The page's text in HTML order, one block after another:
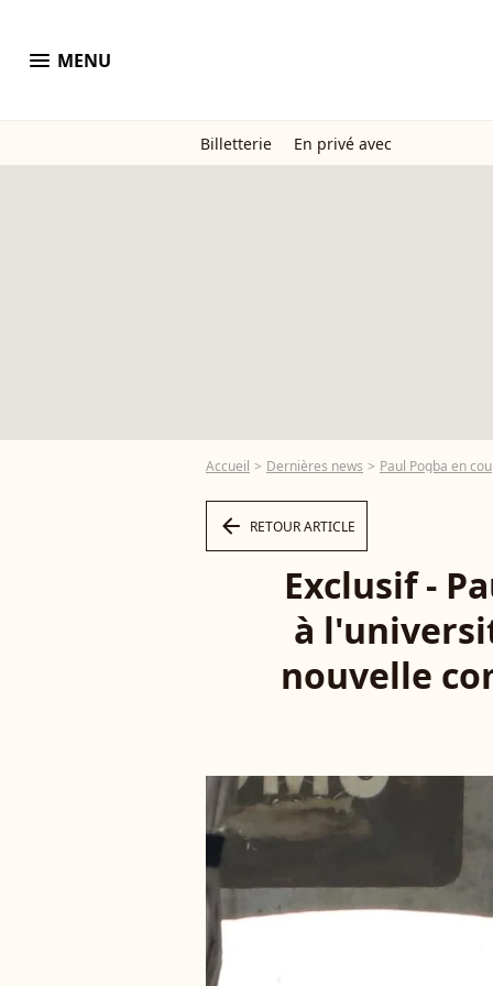
menu MENU
Billetterie En privé avec
Accueil Dernières news Paul Pogba en
arrow_left RETOUR ARTICLE
Exclusif -
à
nouvelle